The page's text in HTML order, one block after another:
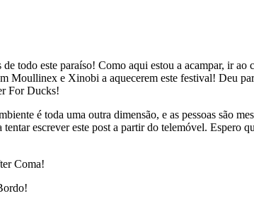
todo este paraíso! Como aqui estou a acampar, ir
Moullinex e Xinobi a aquecerem este festival! Deu
For Ducks!
é toda uma outra dimensão, e as pessoas são
escrever este post a partir do telemóvel. Espero
Coma!